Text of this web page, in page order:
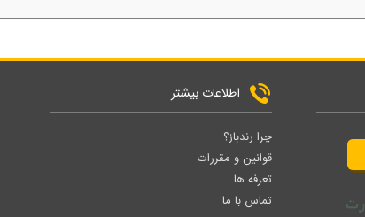
اطلاعات بیشتر
چرا رندباز؟
قوانین و مقررات
تعرفه ها
تماس با ما